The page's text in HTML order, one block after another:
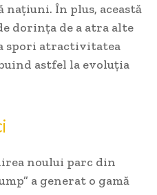
În plus, această
dorința de a atra alte
spori atractivitatea
astfel la evoluția
noului parc din
a generat o gamă